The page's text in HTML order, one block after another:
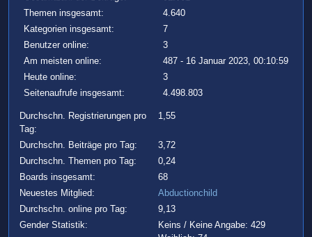
Themen insgesamt:
4.640
Kategorien insgesamt:
7
Benutzer online:
3
Am meisten online:
487 - 16 Januar 2023, 00:10:59
Heute online:
3
Seitenaufrufe insgesamt:
4.498.803
Durchschn. Registrierungen pro
Tag:
1,55
Durchschn. Beiträge pro Tag:
3,72
Durchschn. Themen pro Tag:
0,24
Boards insgesamt:
68
Neuestes Mitglied:
Abductionchild
Durchschn. online pro Tag:
9,13
Gender Statistik:
Keins / Keine Angabe: 429